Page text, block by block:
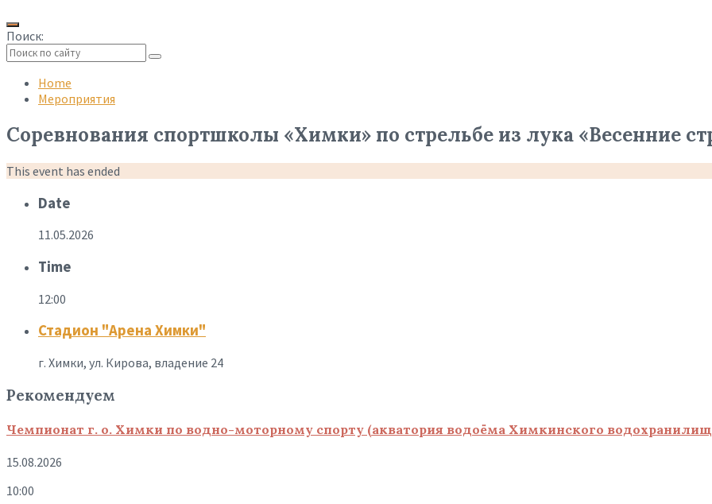
Поиск:
search
Home
Мероприятия
Соревнования спортшколы «Химки» по стрельбе из лука «Весенние
This event has ended
Date
11.05.2026
Time
12:00
Стадион "Арена Химки"
г. Химки, ул. Кирова, владение 24
Рекомендуем
Чемпионат г. о. Химки по водно-моторному спорту (акватория водоёма Химкинского
15.08.2026
10:00